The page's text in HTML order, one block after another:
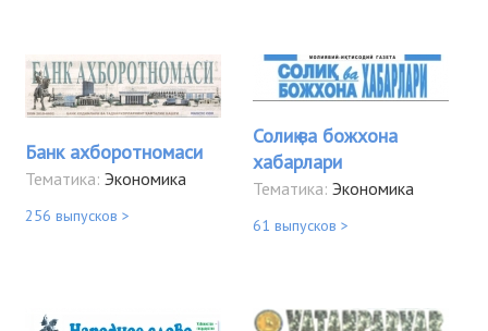
Банк ахборотномаси
Тематика: Экономика
256 выпусков >
Солиқ ва божхона
хабарлари
Тематика: Экономика
61 выпусков >